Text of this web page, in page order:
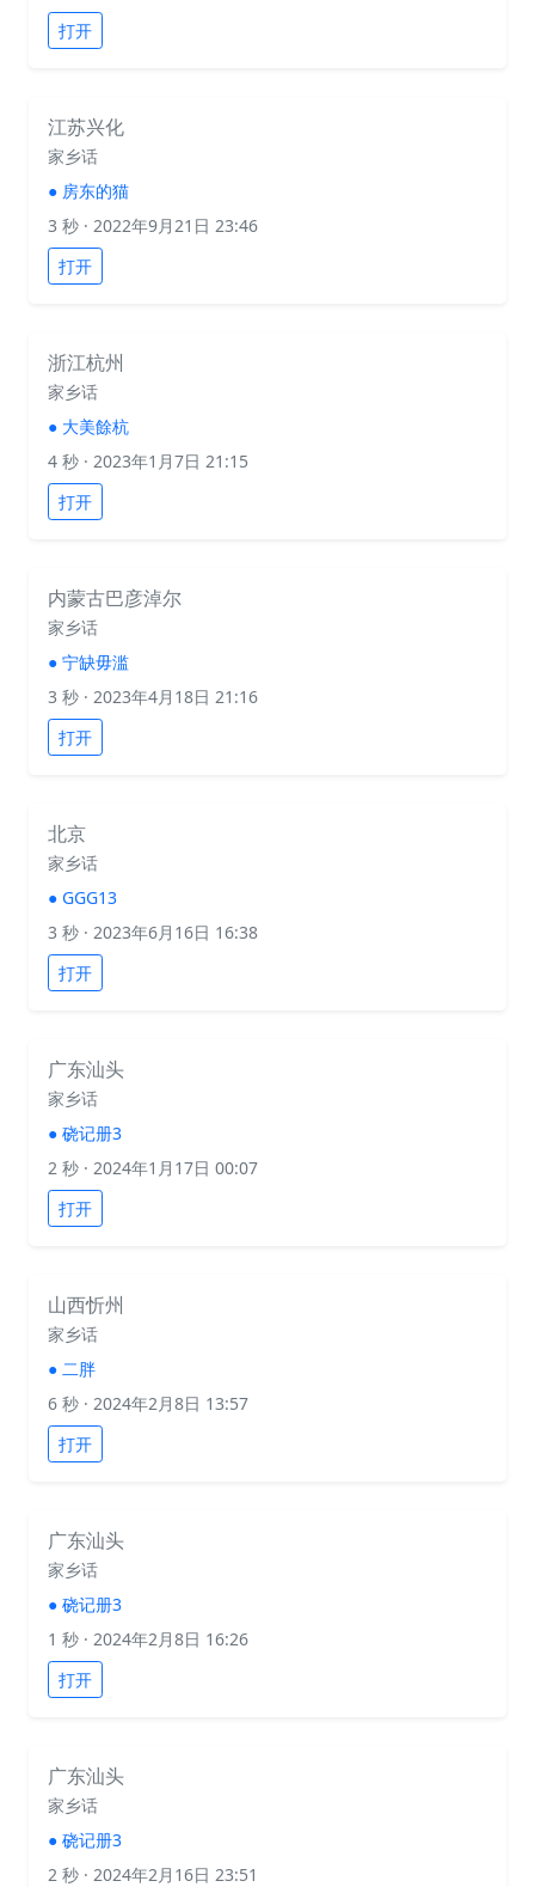
打开
江苏兴化
家乡话
● 房东的猫
3 秒 · 2022年9月21日 23:46
打开
浙江杭州
家乡话
● 大美餘杭
4 秒 · 2023年1月7日 21:15
打开
内蒙古巴彦淖尔
家乡话
● 宁缺毋滥
3 秒 · 2023年4月18日 21:16
打开
北京
家乡话
● GGG13
3 秒 · 2023年6月16日 16:38
打开
广东汕头
家乡话
● 硗记册3
2 秒 · 2024年1月17日 00:07
打开
山西忻州
家乡话
● 二胖
6 秒 · 2024年2月8日 13:57
打开
广东汕头
家乡话
● 硗记册3
1 秒 · 2024年2月8日 16:26
打开
广东汕头
家乡话
● 硗记册3
2 秒 · 2024年2月16日 23:51